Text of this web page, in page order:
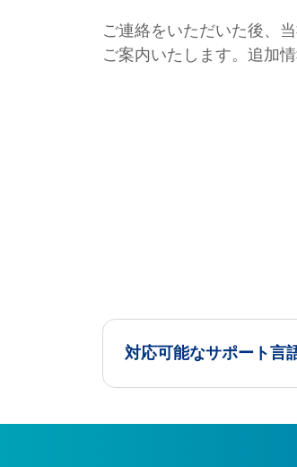
ご連絡をいただいた後、
ご案内いたします。追加
対応可能なサポート言